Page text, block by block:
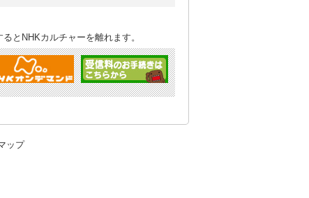
とNHKカルチャーを離れます。
ップ